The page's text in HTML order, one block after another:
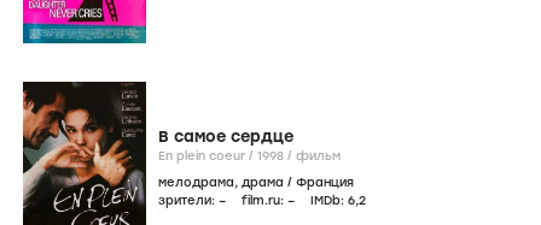
В самое сердце
En plein coeur / 1998 / фильм
мелодрама, драма / Франция
зрители: – film.ru: – IMDb: 6,2